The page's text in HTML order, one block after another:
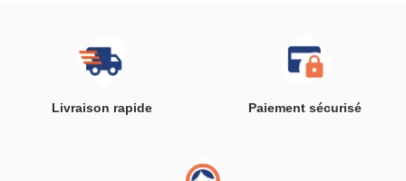
Livraison rapide Paiement sécurisé